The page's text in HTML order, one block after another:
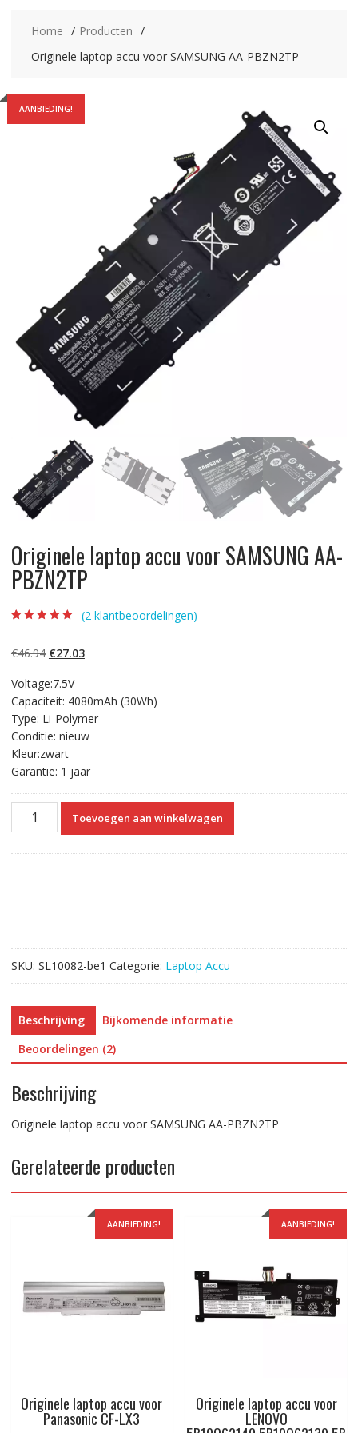
Home
Producten
Originele laptop accu voor SAMSUNG AA-PBZN2TP
AANBIEDING!
Originele laptop accu voor SAMSUNG AA-
PBZN2TP
gebaseerd op
klantbeoordelinge
(2 klantbeoordelingen)
€46.94 Oorspronkelijke
was:
€46.94.
€27.03Huidige
€27.03.
Voltage:7.5V
Capaciteit: 4080mAh (30Wh)
Type: Li-Polymer
Conditie: nieuw
Kleur:zwart
Garantie: 1 jaar
Originele
Toevoegen aan winkelwagen
SKU: SL10082-be1 Categorie: Laptop Accu
Beschrijving
Bijkomende informatie
Beoordelingen (2)
Beschrijving
Originele laptop accu voor SAMSUNG AA-PBZN2TP
Gerelateerde producten
AANBIEDING!
Originele laptop accu voor
Panasonic CF-LX3
AANBIEDING!
Originele laptop accu voor
LENOVO